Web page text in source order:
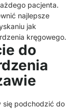
pacjenta.
najlepsze
jak
kręgowego.
do
się podchodzić do